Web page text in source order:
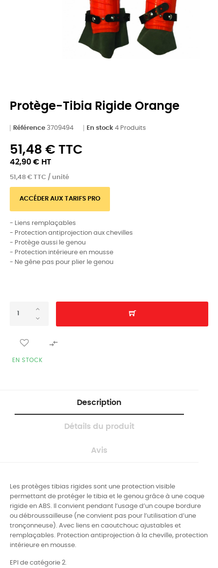
Protège-Tibia Rigide Orange
Référence 3709494 En stock 4 Produits
51,48 € TTC
42,90 € HT
51,48 € TTC / unité
ACCÉDER AUX TARIFS PRO
- Liens remplaçables
- Protection antiprojection aux chevilles
- Protège aussi le genou
- Protection intérieure en mousse
- Ne gêne pas pour plier le genou

EN STOCK
Description
Détails du produit
Avis
Les protèges tibias rigides sont une protection visible
permettant de protéger le tibia et le genou grâce à une coque
rigide en ABS. Il convient pendant l’usage d’un coupe bordure
ou débroussailleuse (ne convient pas pour l’utilisation d’une
tronçonneuse). Avec liens en caoutchouc ajustables et
remplaçables. Protection antiprojection à la cheville, protection
intérieure en mousse.
EPI de catégorie 2.